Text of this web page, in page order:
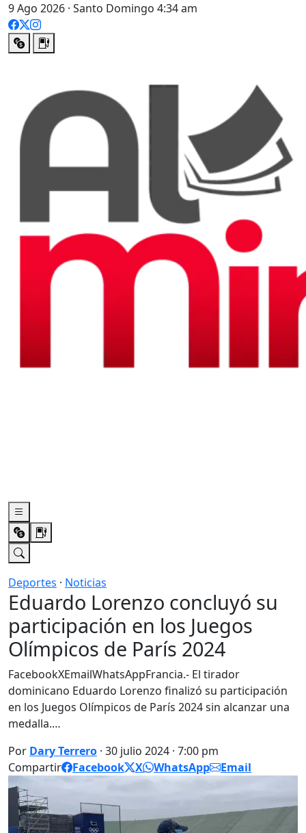
9 Ago 2026 · Santo Domingo 4:34 am
Deportes · Noticias
Eduardo Lorenzo concluyó su
participación en los Juegos
Olímpicos de París 2024
FacebookXEmailWhatsAppFrancia.- El tirador
dominicano Eduardo Lorenzo finalizó su participación
en los Juegos Olímpicos de París 2024 sin alcanzar una
medalla.…
Por Dary Terrero · 30 julio 2024 · 7:00 pm
Compartir
Facebook X WhatsApp Email